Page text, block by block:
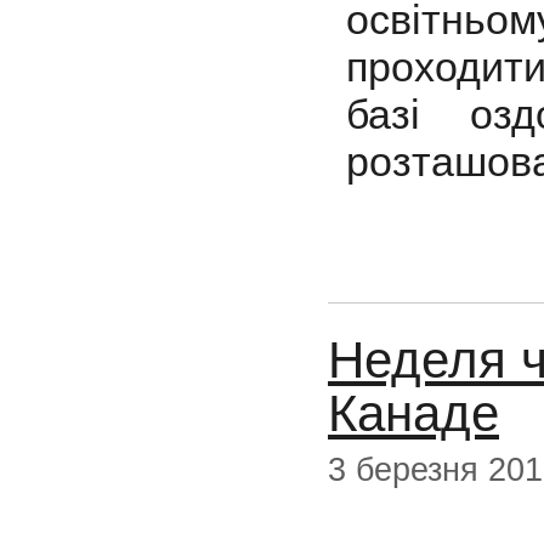
базі
Неделя
Канаде
3 березня